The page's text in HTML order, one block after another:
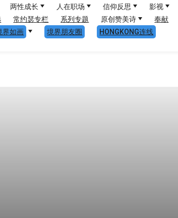
两性成长 人在职场 信仰反思
影视
常约瑟专栏 系列专题 原创赞美诗
奉献
界如画 境界朋友圈
HONGKONG连线